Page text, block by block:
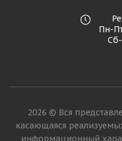
Пн-
2026 © Вся
касающаяся
информационный